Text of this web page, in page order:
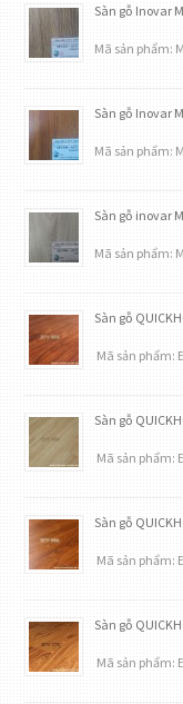
Sàn gỗ Inovar
Mã sản phẩm:
Sàn gỗ Inovar
Mã sản phẩm:
Sàn gỗ inovar
Mã sản phẩm:
Sàn gỗ
Mã sản phẩm:
Sàn gỗ
Mã sản phẩm:
Sàn gỗ
Mã sản phẩm:
Sàn gỗ
Mã sản phẩm: